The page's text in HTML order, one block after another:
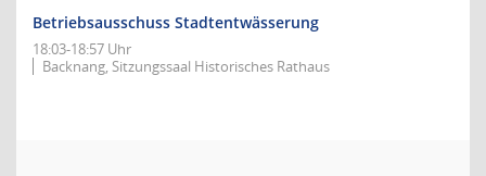
Betriebsausschuss Stadtentwässerung
18:03-18:57 Uhr
Backnang, Sitzungssaal Historisches Rathaus